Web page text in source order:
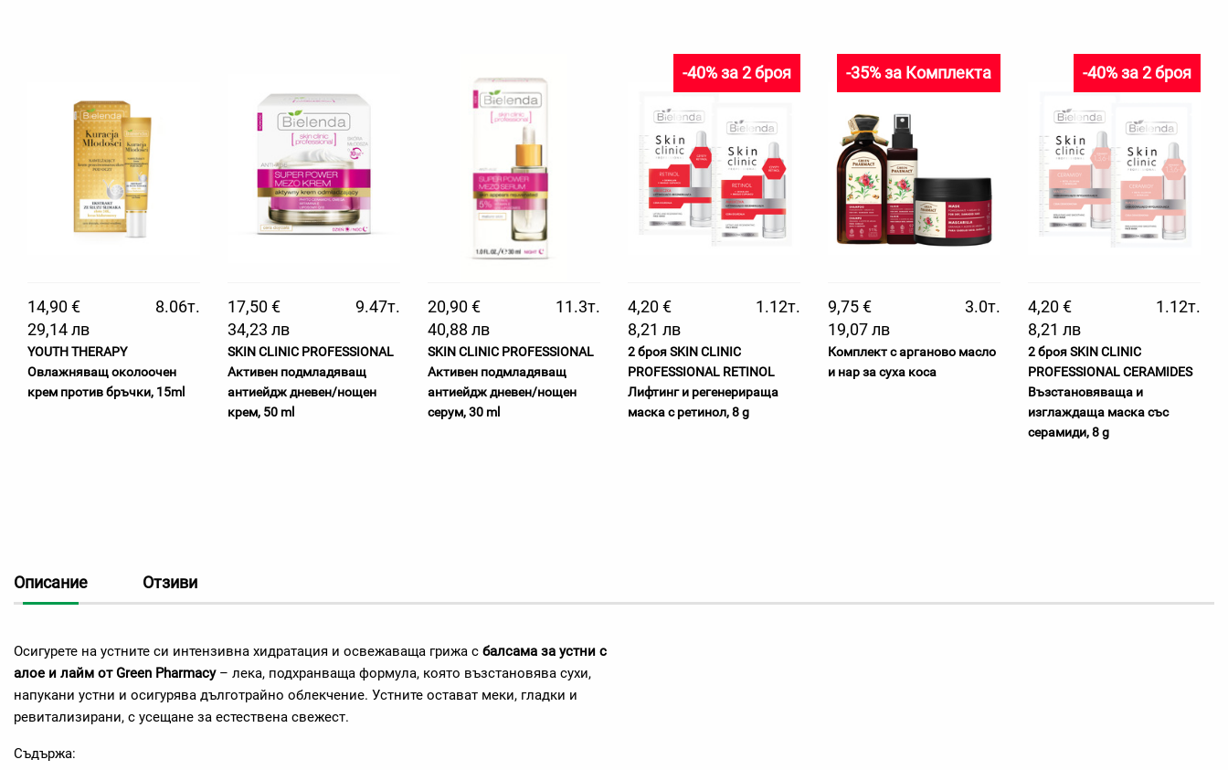
14,90 €
8.06т.
29,14 лв
YOUTH THERAPY
Овлажняващ околоочен
крем против бръчки, 15ml
17,50 €
9.47т.
34,23 лв
SKIN CLINIC PROFESSIONAL
Активен подмладяващ
антиейдж дневен/нощен
крем, 50 ml
20,90 €
11.3т.
40,88 лв
SKIN CLINIC PROFESSIONAL
Активен подмладяващ
антиейдж дневен/нощен
серум, 30 ml
-40% за 2 броя
4,20 €
1.12т.
8,21 лв
2 броя SKIN CLINIC
PROFESSIONAL RETINOL
Лифтинг и регенерираща
маска с ретинол, 8 g
-35% за Комплекта
9,75 €
3.0т.
19,07 лв
Комплект с арганово масло
и нар за суха коса
-40% за 2 броя
4,20 €
1.12т.
8,21 лв
2 броя SKIN CLINIC
PROFESSIONAL CERAMIDES
Възстановяваща и
изглаждаща маска със
серамиди, 8 g
Описание Отзиви
Осигурете на устните си интензивна хидратация и освежаваща грижа с балсама за устни с
алое и лайм от Green Pharmacy– лека, подхранваща формула, която възстановява сухи,
напукани устни и осигурява дълготрайно облекчение. Устните остават меки, гладки и
ревитализирани, с усещане за естествена свежест.
Съдържа: